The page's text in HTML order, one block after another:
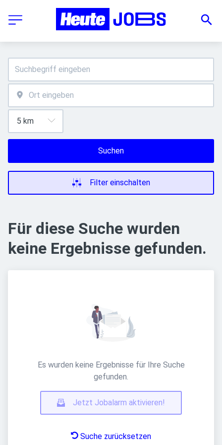
Suchen
Filter einschalten
Für diese Suche wurden
keine Ergebnisse gefunden.
Es wurden keine Ergebnisse für Ihre Suche
gefunden.
Jetzt Jobalarm aktivieren!
Suche zurücksetzen